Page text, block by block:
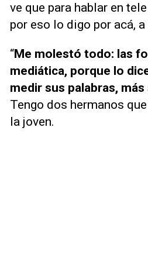
ve que para hablar en
por eso lo digo por acá,
“Me molestó todo: las
mediática, porque lo
medir sus palabras,
Tengo dos hermanos
la joven.